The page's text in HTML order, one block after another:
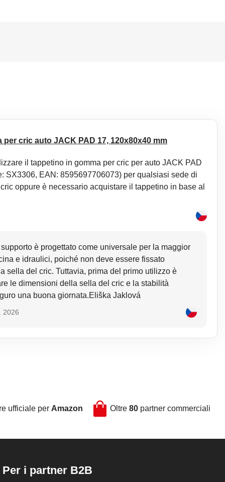
cric auto JACK PAD 17, 120x80x40 mm
il tappetino in gomma per cric per auto JACK PAD
SX3306, EAN: 8595697706073) per qualsiasi sede di
oppure è necessario acquistare il tappetino in base al
è progettato come universale per la maggior
e idraulici, poiché non deve essere fissato
sella del cric. Tuttavia, prima del primo utilizzo è
le dimensioni della sella del cric e la stabilità
una buona giornata.Eliška Jaklová
2026
ufficiale per Amazon Oltre 80partner commerciali
Per i partner B2B